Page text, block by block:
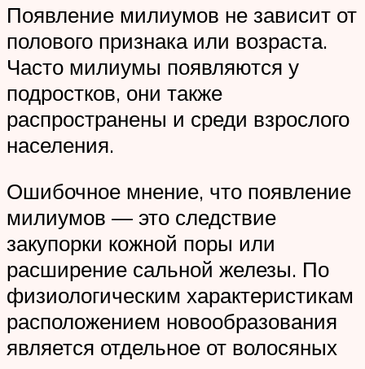
Появление милиумов не зависит от
полового признака или возраста.
Часто милиумы появляются у
подростков, они также
распространены и среди взрослого
населения.
Ошибочное мнение, что появление
милиумов — это следствие
закупорки кожной поры или
расширение сальной железы. По
физиологическим характеристикам
расположением новообразования
является отдельное от волосяных